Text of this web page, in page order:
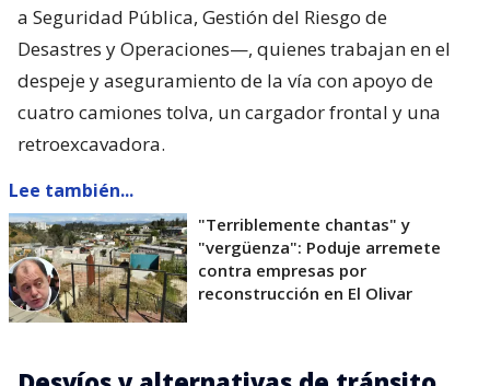
a Seguridad Pública, Gestión del Riesgo de
Desastres y Operaciones—, quienes trabajan en el
despeje y aseguramiento de la vía con apoyo de
cuatro camiones tolva, un cargador frontal y una
retroexcavadora.
Lee también...
"Terriblemente chantas" y
"vergüenza": Poduje arremete
contra empresas por
reconstrucción en El Olivar